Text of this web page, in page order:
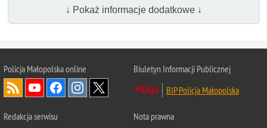
↓ Pokaż informacje dodatkowe ↓
Policja Małopolska online
Biuletyn Informacji Publicznej
BIP Policja Małopolska
Redakcja serwisu
Nota prawna